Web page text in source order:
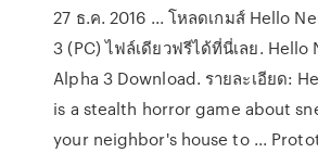
27 ธ.ค. 2016 ... โหลดเกมส์ Hello
3 (PC) ไฟล์เดียวฟรีได้ที่นี่เลย. Hello
Alpha 3 Download. รายละเอียด:
is a stealth horror game about
your neighbor's house to ...